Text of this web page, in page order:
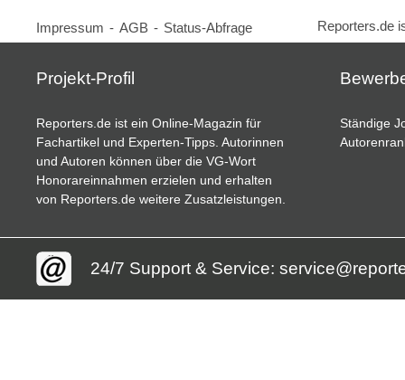
Impressum - AGB - Status-Abfrage Reporters.de
Projekt-Profil
Reporters.de ist ein Online-Magazin für
Fachartikel und Experten-Tipps. Autorinnen
und Autoren können über die VG-Wort
Honorareinnahmen erzielen und erhalten
von Reporters.de weitere Zusatzleistungen.
Ständige
24/7 Support & Service: